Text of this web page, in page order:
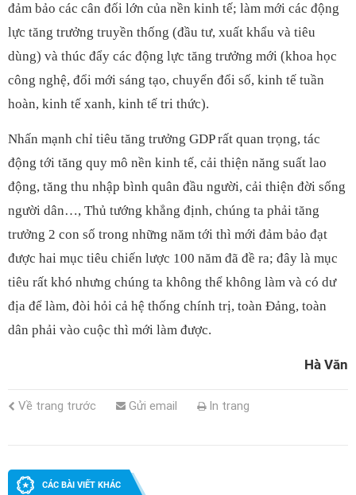
đảm bảo các cân đối lớn của nền kinh tế; làm mới các động
lực tăng trưởng truyền thống (đầu tư, xuất khẩu và tiêu
dùng) và thúc đẩy các động lực tăng trưởng mới (khoa học
công nghệ, đổi mới sáng tạo, chuyển đổi số, kinh tế tuần
hoàn, kinh tế xanh, kinh tế tri thức).
Nhấn mạnh chỉ tiêu tăng trưởng GDP rất quan trọng, tác
động tới tăng quy mô nền kinh tế, cải thiện năng suất lao
động, tăng thu nhập bình quân đầu người, cải thiện đời sống
người dân…, Thủ tướng khẳng định, chúng ta phải tăng
trưởng 2 con số trong những năm tới thì mới đảm bảo đạt
được hai mục tiêu chiến lược 100 năm đã đề ra; đây là mục
tiêu rất khó nhưng chúng ta không thể không làm và có dư
địa để làm, đòi hỏi cả hệ thống chính trị, toàn Đảng, toàn
dân phải vào cuộc thì mới làm được.
Hà Văn
Về trang trước Gửi email In trang
CÁC BÀI VIẾT KHÁC